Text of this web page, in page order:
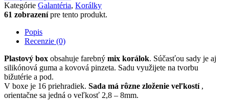
Kategórie Galantéria, Korálky
61 zobrazenípre tento produkt.
Popis
Recenzie (0)
Plastový box obsahuje farebný mix korálok. Súčasťou sady je aj
silikónová guma a kovová pinzeta. Sadu využijete na tvorbu
bižutérie a pod.
V boxe je 16 priehradiek. Sada má rôzne zloženie veľkostí,
orientačne sa jedná o veľkosť 2,8 – 8mm.